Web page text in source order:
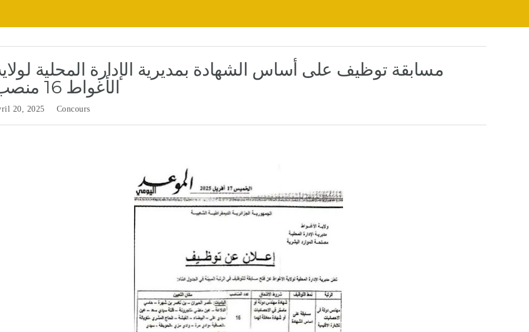
مسابقة توظيف على أساس الشهادة بمديرية الإدارة المحلية
الأغواط 16 منصب
Concours
20, 2025